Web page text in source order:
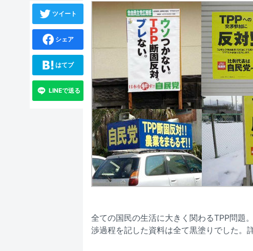
全ての国民の生活に大きく関わるTPP問題
渉過程を記した資料は全て黒塗りでした。
ツイート
シェア
はてブ
LINEで送る